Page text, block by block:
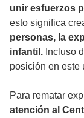
unir esfuerzos
esto significa
personas, la
infantil. Incluso
posición en este
Para rematar
atención al